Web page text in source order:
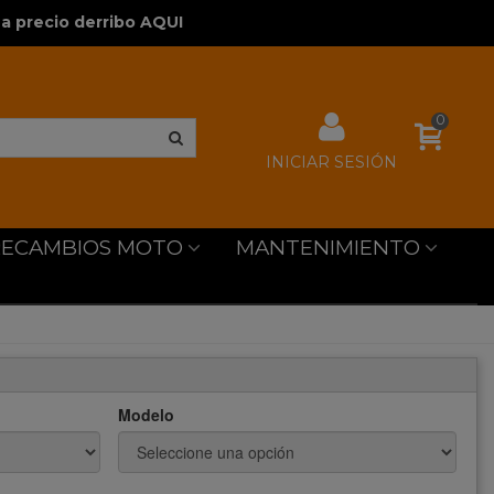
precio derribo AQUI
INICIAR SESIÓN
0
MOTO
MANTENIMIENTO
Modelo